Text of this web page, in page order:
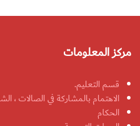
مركز المعلومات
قسم التعليم.
الاهتمام بالمشاركة في الصالات ،
الحكام